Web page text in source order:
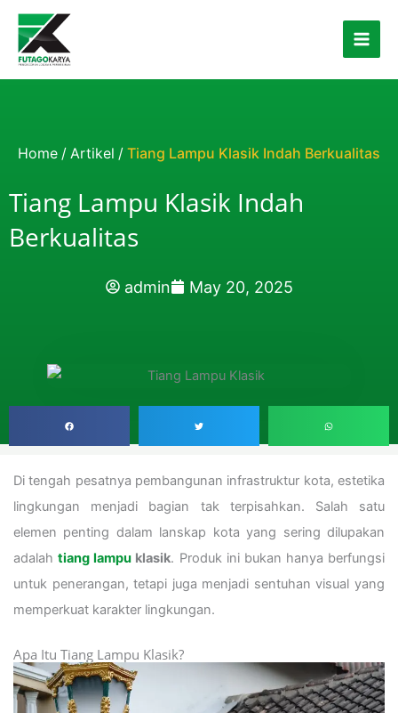
Skip to content
Home / Artikel / Tiang Lampu Klasik Indah Berkualitas
Tiang Lampu Klasik Indah
Berkualitas
admin May 20, 2025
Di tengah pesatnya pembangunan infrastruktur kota, estetika
lingkungan menjadi bagian tak terpisahkan. Salah satu
elemen penting dalam lanskap kota yang sering dilupakan
adalahtiang lampu klasik. Produk ini bukan hanya berfungsi
untuk penerangan, tetapi juga menjadi sentuhan visual yang
memperkuat karakter lingkungan.
Apa Itu Tiang Lampu Klasik?